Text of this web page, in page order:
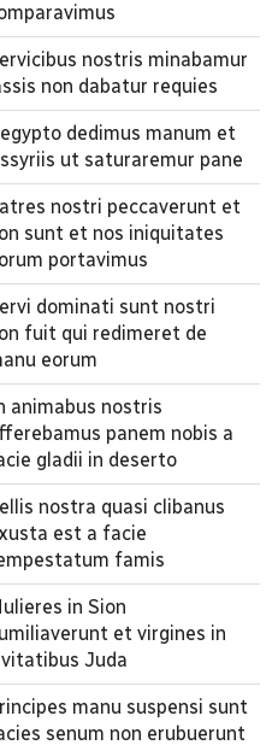
nostris minabamur
non dabatur requies
dedimus manum et
ut saturaremur pane
nostri peccaverunt et
sunt et nos iniquitates
portavimus
dominati sunt nostri
fuit qui redimeret de
eorum
animabus nostris
panem nobis a
gladii in deserto
nostra quasi clibanus
est a facie
famis
in Sion
et virgines in
Juda
manu suspensi sunt
senum non erubuerunt